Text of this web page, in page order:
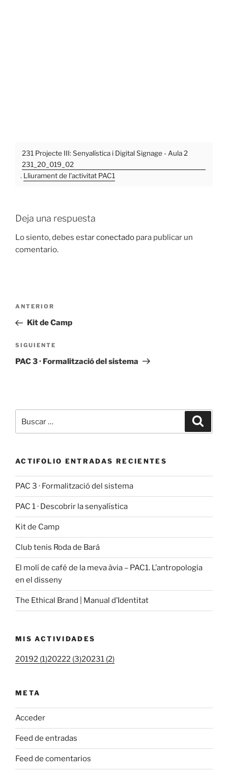
231 Projecte III: Senyalística i Digital Signage - Aula 2
231_20_019_02
. Lliurament de l'activitat PAC1
Deja una respuesta
Lo siento, debes estarconectado para publicar un
comentario.
Navegación
entradas
Entrada
anterior:
ANTERIOR
Kit de Camp
Siguiente
entrada
SIGUIENTE
PAC 3 · Formalització del sistema
por:
ACTIFOLIO ENTRADAS RECIENTES
PAC 3 · Formalització del sistema
PAC 1 · Descobrir la senyalística
Kit de Camp
Club tenis Roda de Bará
El molí de café de la meva àvia – PAC1. L’antropologia
en el disseny
The Ethical Brand | Manual d’Identitat
MIS ACTIVIDADES
20192 (1)20222 (3)20231 (2)
META
Acceder
Feed de entradas
Feed de comentarios